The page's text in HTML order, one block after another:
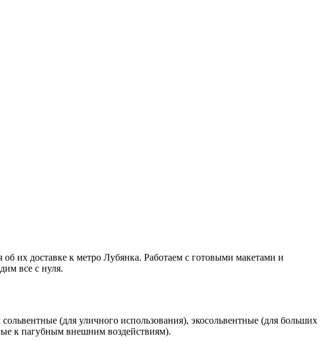
их доставке к метро Лубянка. Работаем с готовыми макетами и
все с нуля.
(для уличного использования), экосольвентные (для больших
к пагубным внешним воздействиям).